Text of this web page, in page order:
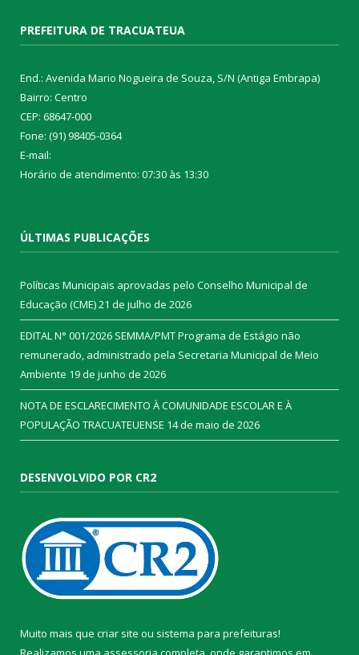
PREFEITURA DE TRACUATEUA
End.: Avenida Mario Nogueira de Souza, S/N (Antiga Embrapa)
Bairro: Centro
CEP: 68647-000
Fone: (91) 98405-0364
E-mail:
Horário de atendimento: 07:30 às 13:30
ÚLTIMAS PUBLICAÇÕES
Políticas Municipais aprovadas pelo Conselho Municipal de
Educação (CME)21 de julho de 2026
EDITAL N° 001/2026 SEMMA/PMT Programa de Estágio não
remunerado, administrado pela Secretaria Municipal de Meio
Ambiente 19 de junho de 2026
NOTA DE ESCLARECIMENTO À COMUNIDADE ESCOLAR E À
POPULAÇÃO TRACUATEUENSE 14 de maio de 2026
DESENVOLVIDO POR CR2
Muito mais que criar site ou sistema para prefeituras!